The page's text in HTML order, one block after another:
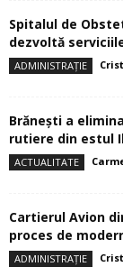
Spitalul de
dezvoltă
ADMINISTRAȚIE
Brănești a
rutiere din estul
ACTUALITATE
Cartierul Avion
proces de
ADMINISTRAȚIE